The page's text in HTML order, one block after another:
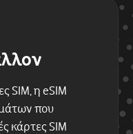
SIM, η eSIM
που
κάρτες SIM